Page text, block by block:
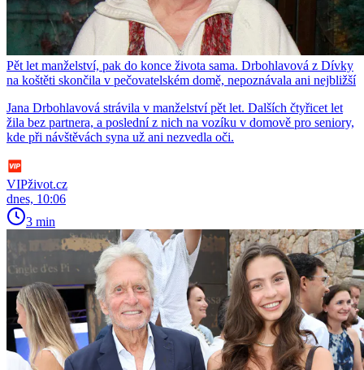
Pět let manželství, pak do konce života sama. Drbohlavová z Dívky
na koštěti skončila v pečovatelském domě, nepoznávala ani nejbližší
Jana Drbohlavová strávila v manželství pět let. Dalších čtyřicet let
žila bez partnera, a poslední z nich na vozíku v domově pro seniory,
kde při návštěvách syna už ani nezvedla oči.
VIPživot.cz
dnes, 10:06
3 min